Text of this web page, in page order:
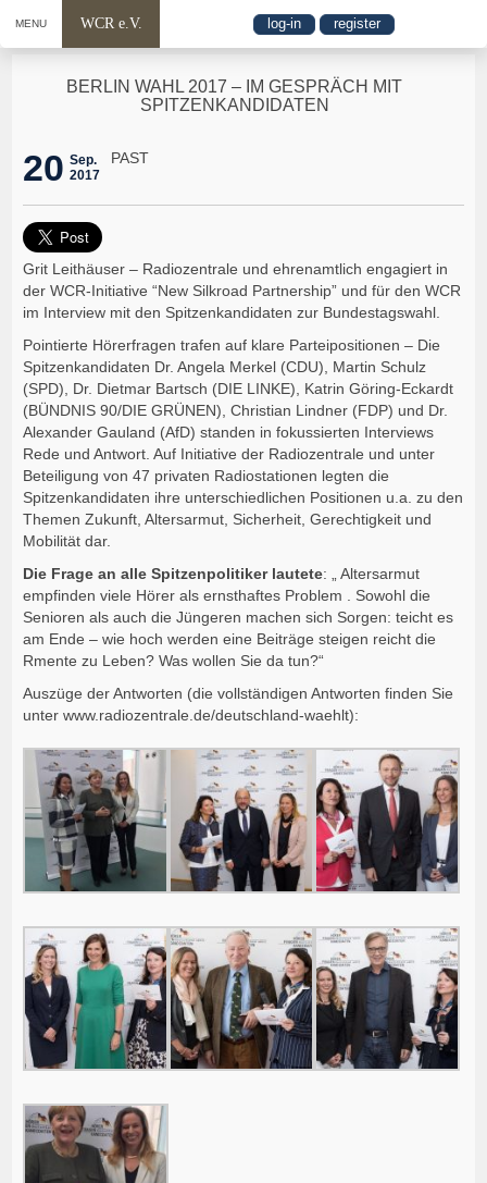
MENU WCR e.V. log-in register
BERLIN WAHL 2017 – IM GESPRÄCH MIT
SPITZENKANDIDATEN
20 Sep.
2017
PAST
Grit Leithäuser – Radiozentrale und ehrenamtlich engagiert in
der WCR-Initiative “New Silkroad Partnership” und für den WCR
im Interview mit den Spitzenkandidaten zur Bundestagswahl.
Pointierte Hörerfragen trafen auf klare Parteipositionen – Die
Spitzenkandidaten Dr. Angela Merkel (CDU), Martin Schulz
(SPD), Dr. Dietmar Bartsch (DIE LINKE), Katrin Göring-Eckardt
(BÜNDNIS 90/DIE GRÜNEN), Christian Lindner (FDP) und Dr.
Alexander Gauland (AfD) standen in fokussierten Interviews
Rede und Antwort. Auf Initiative der Radiozentrale und unter
Beteiligung von 47 privaten Radiostationen legten die
Spitzenkandidaten ihre unterschiedlichen Positionen u.a. zu den
Themen Zukunft, Altersarmut, Sicherheit, Gerechtigkeit und
Mobilität dar.
Die Frage an alle Spitzenpolitiker lautete: „ Altersarmut
empfinden viele Hörer als ernsthaftes Problem . Sowohl die
Senioren als auch die Jüngeren machen sich Sorgen: teicht es
am Ende – wie hoch werden eine Beiträge steigen reicht die
Rmente zu Leben? Was wollen Sie da tun?“
Auszüge der Antworten (die vollständigen Antworten finden Sie
unter www.radiozentrale.de/deutschland-waehlt):